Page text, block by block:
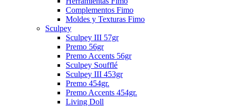
Complementos Fimo
Moldes y Texturas Fimo
Sculpey
Sculpey III 57gr
Premo 56gr
Premo Accents 56gr
Sculpey Soufflé
Sculpey III 453gr
Premo 454gr.
Premo Accents 454gr.
Living Doll